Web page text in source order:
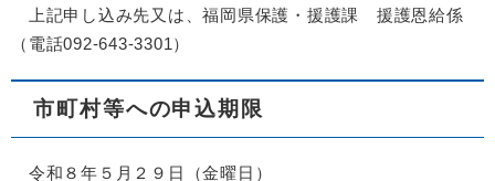
上記申し込み先又は、福岡県保護・援護課 援護恩給係
（電話092-643-3301）
市町村等への申込期限
令和８年５月２９日（金曜日）